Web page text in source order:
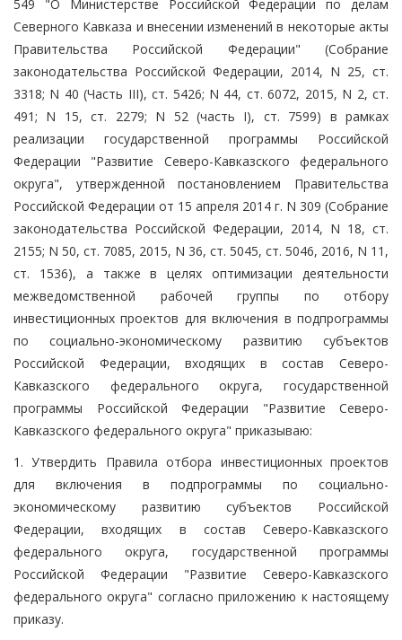
549 "О Министерстве Российской Федерации по делам
Северного Кавказа и внесении изменений в некоторые акты
Правительства Российской Федерации" (Собрание
законодательства Российской Федерации, 2014, N 25, ст.
3318; N 40 (Часть III), ст. 5426; N 44, ст. 6072, 2015, N 2, ст.
491; N 15, ст. 2279; N 52 (часть I), ст. 7599) в рамках
реализации государственной программы Российской
Федерации "Развитие Северо-Кавказского федерального
округа", утвержденной постановлением Правительства
Российской Федерации от 15 апреля 2014 г. N 309 (Собрание
законодательства Российской Федерации, 2014, N 18, ст.
2155; N 50, ст. 7085, 2015, N 36, ст. 5045, ст. 5046, 2016, N 11,
ст. 1536), а также в целях оптимизации деятельности
межведомственной рабочей группы по отбору
инвестиционных проектов для включения в подпрограммы
по социально-экономическому развитию субъектов
Российской Федерации, входящих в состав Северо-
Кавказского федерального округа, государственной
программы Российской Федерации "Развитие Северо-
Кавказского федерального округа" приказываю:
1. Утвердить Правила отбора инвестиционных проектов
для включения в подпрограммы по социально-
экономическому развитию субъектов Российской
Федерации, входящих в состав Северо-Кавказского
федерального округа, государственной программы
Российской Федерации "Развитие Северо-Кавказского
федерального округа" согласно приложению к настоящему
приказу.